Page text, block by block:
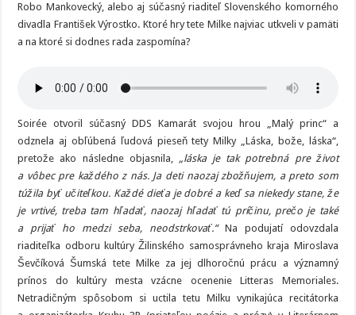
Robo Mankovecký, alebo aj súčasný riaditeľ Slovenského komorného
divadla František Výrostko. Ktoré hry tete Milke najviac utkveli v pamäti
a na ktoré si dodnes rada zaspomína?
Soirée otvoril súčasný DDS Kamarát svojou hrou „Malý princ“ a
odznela aj obľúbená ľudová pieseň tety Milky „Láska, bože, láska“,
pretože ako následne objasnila, „láska je tak potrebná pre život
a vôbec pre každého z nás. Ja deti naozaj zbožňujem, a preto som
túžila byť učiteľkou. Každé dieťa je dobré a keď sa niekedy stane, že
je vrtivé, treba tam hľadať, naozaj hľadať tú príčinu, prečo je také
a prijať ho medzi seba, neodstrkovať.“Na podujatí odovzdala
riaditeľka odboru kultúry Žilinského samosprávneho kraja Miroslava
Ševčíková Šumská tete Milke za jej dlhoročnú prácu a významný
prínos do kultúry mesta vzácne ocenenie Litteras Memoriales.
Netradičným spôsobom si uctila tetu Milku vynikajúca recitátorka